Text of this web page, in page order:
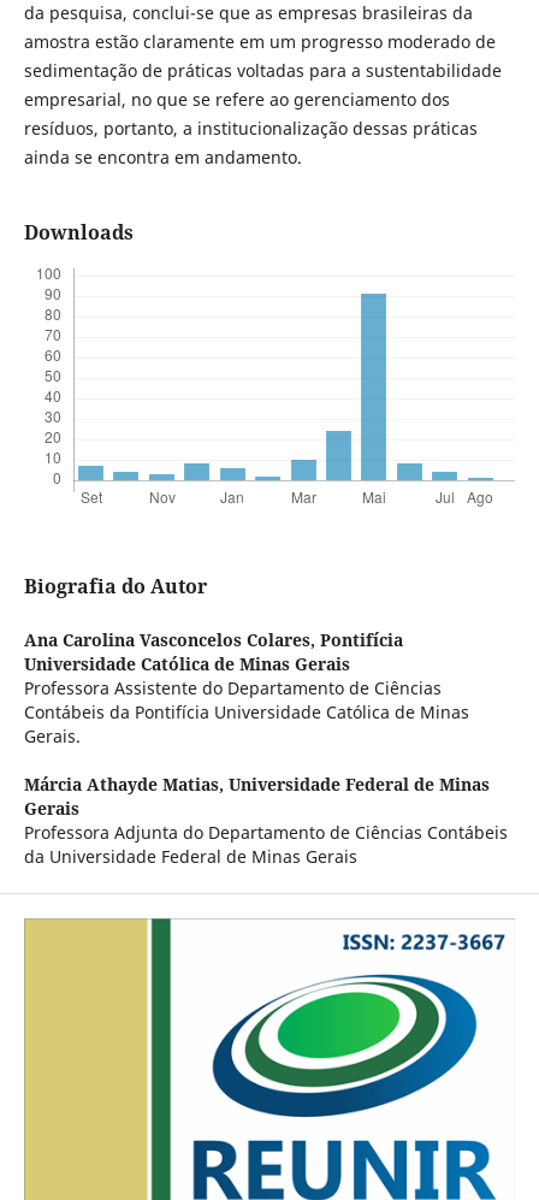
da pesquisa, conclui-se que as empresas brasileiras da
amostra estão claramente em um progresso moderado de
sedimentação de práticas voltadas para a sustentabilidade
empresarial, no que se refere ao gerenciamento dos
resíduos, portanto, a institucionalização dessas práticas
ainda se encontra em andamento.
Downloads
Biografia do Autor
Ana Carolina Vasconcelos Colares, Pontifícia
Universidade Católica de Minas Gerais
Professora Assistente do Departamento de Ciências
Contábeis da Pontifícia Universidade Católica de Minas
Gerais.
Márcia Athayde Matias, Universidade Federal de Minas
Gerais
Professora Adjunta do Departamento de Ciências Contábeis
da Universidade Federal de Minas Gerais